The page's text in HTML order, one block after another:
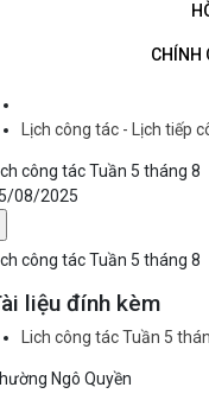
CHÍNH
Lịch công tác - Lịch tiếp
công tác Tuần 5 tháng 8
08/2025
công tác Tuần 5 tháng 8
liệu đính kèm
Lich công tác Tuần 5
Ngô Quyền